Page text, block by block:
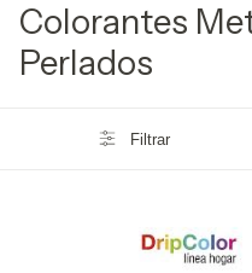
Colorantes
Perlados
Filtrar